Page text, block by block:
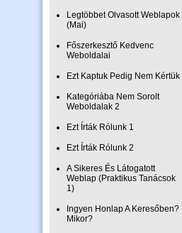
Legtöbbet Olvasott Weblapok
(Mai)
Főszerkesztő Kedvenc
Weboldalai
Ezt Kaptuk Pedig Nem Kértük
Kategóriába Nem Sorolt
Weboldalak 2
Ezt Írták Rólunk 1
Ezt Írták Rólunk 2
A Sikeres És Látogatott
Weblap (Praktikus Tanácsok
1)
Ingyen Honlap A Keresőben?
Mikor?